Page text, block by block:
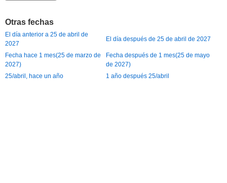
Otras fechas
El día anterior a 25 de abril de
2027
El día después de 25 de abril de 2027
Fecha hace 1 mes(25 de marzo de
2027)
Fecha después de 1 mes(25 de mayo
de 2027)
25/abril, hace un año
1 año después 25/abril